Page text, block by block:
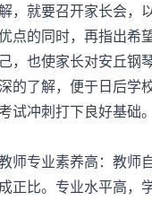
，就要召开家长会，
点的同时，再指出希
，也使家长对安丘钢
的了解，便于日后学
试冲刺打下良好基础。
专业素养高：教师
正比。专业水平高，